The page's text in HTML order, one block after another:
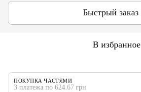
Быстрый заказ
В избранное
ПОКУПКА ЧАСТЯМИ
3 платежа по 624.67 грн